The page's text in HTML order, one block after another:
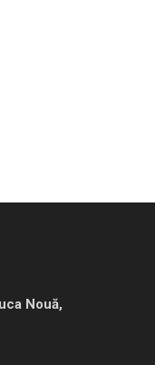
Nouă,